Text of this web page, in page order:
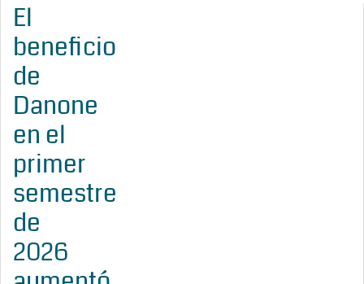
El
beneficio
de
Danone
en el
primer
semestre
de
2026